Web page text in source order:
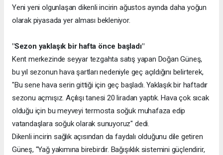
Yeni yeni olgunlaşan dikenli incirin ağustos ayında daha yoğun
olarak piyasada yer alması bekleniyor.
"Sezon yaklaşık bir hafta önce başladı"
Kent merkezinde seyyar tezgahta satış yapan Doğan Güneş,
bu yıl sezonun hava şartları nedeniyle geç açıldığını belirterek,
"Bu sene hava serin gittiği için geç başladı. Yaklaşık bir haftadır
sezonu açmışız. Açılışı tanesi 20 liradan yaptık. Hava çok sıcak
olduğu için bu meyveyi termosta soğuk muhafaza edip
vatandaşlara soğuk olarak sunuyoruz" dedi.
Dikenli incirin sağlık açısından da faydalı olduğunu dile getiren
Güneş, "Yağ yakımına birebirdir. Bağışıklık sistemini güçlendirir,